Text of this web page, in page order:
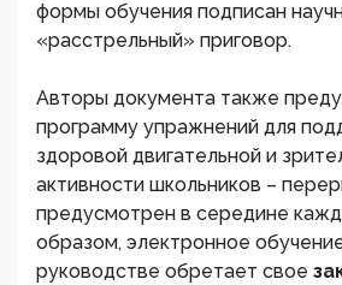
формы обучения подписан
«расстрельный» приговор.
Авторы документа также
программу упражнений для
здоровой двигательной и
активности школьников –
предусмотрен в середине
образом, электронное
руководстве обретает свое